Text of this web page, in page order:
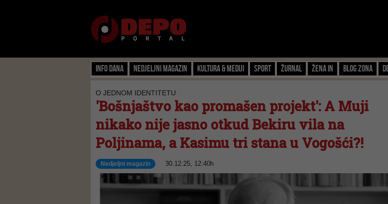
Info dana Nedjeljni magazin Kultura & Mediji Sport Žurnal Žena IN Blog zona
O JEDNOM IDENTITETU
'Bošnjaštvo kao promašen projekt': A Muji
nikako nije jasno otkud Bekiru vila na
Poljinama, a Kasimu tri stana u Vogošći?!
Nedjeljni magazin 30.12.25, 12:40h